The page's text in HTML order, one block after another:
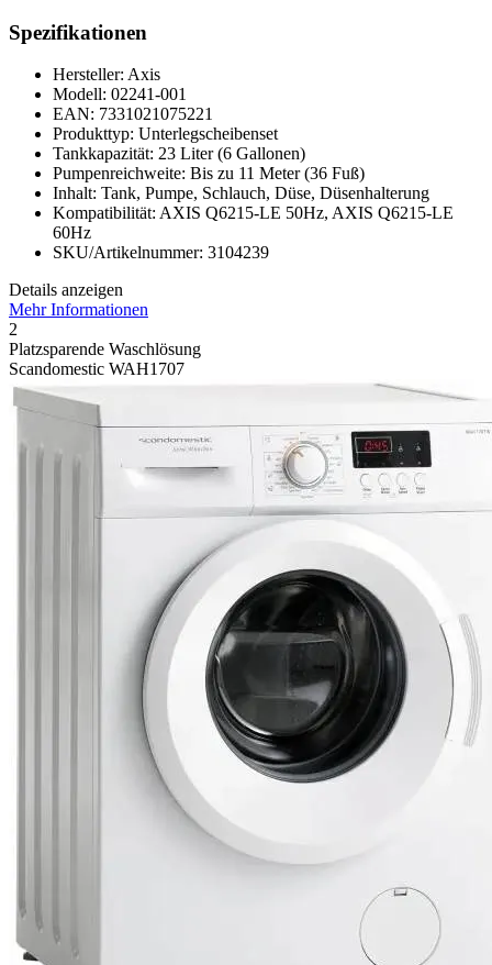
Spezifikationen
Hersteller: Axis
Modell: 02241-001
EAN: 7331021075221
Produkttyp: Unterlegscheibenset
Tankkapazität: 23 Liter (6 Gallonen)
Pumpenreichweite: Bis zu 11 Meter (36 Fuß)
Inhalt: Tank, Pumpe, Schlauch, Düse, Düsenhalterung
Kompatibilität: AXIS Q6215-LE 50Hz, AXIS Q6215-LE
60Hz
SKU/Artikelnummer: 3104239
Details anzeigen
Mehr Informationen
2
Platzsparende Waschlösung
Scandomestic WAH1707